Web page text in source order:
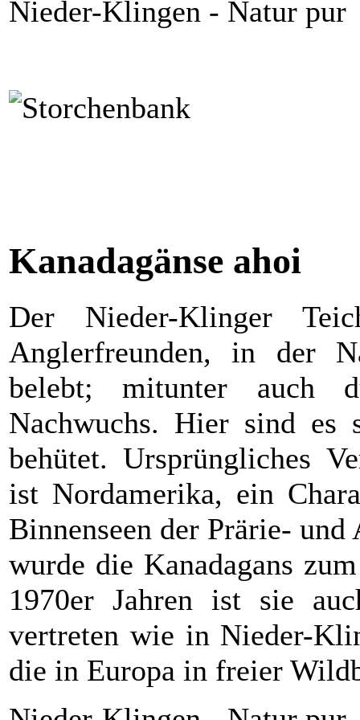
Nieder-Klingen - Natur pur
Kanadagänse ahoi
Der Nieder-Klinger
Anglerfreunden, in der
belebt; mitunter auch
Nachwuchs. Hier sind es
behütet. Ursprüngliches
ist Nordamerika, ein
Binnenseen der Prärie-
wurde die Kanadagans
1970er Jahren ist sie
vertreten wie in Nieder-
die in Europa in freier